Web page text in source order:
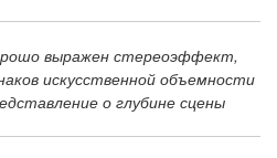
выражен стереоэффект,
искусственной объемности
о глубине сцены